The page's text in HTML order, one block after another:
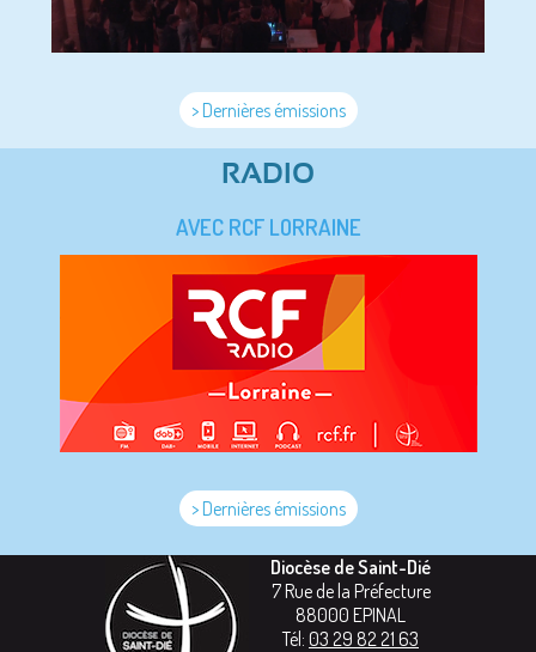
> Dernières émissions
RADIO
AVEC RCF LORRAINE
> Dernières émissions
Diocèse de Saint-Dié
7 Rue de la Préfecture
88000 EPINAL
Tél: 03 29 82 21 63